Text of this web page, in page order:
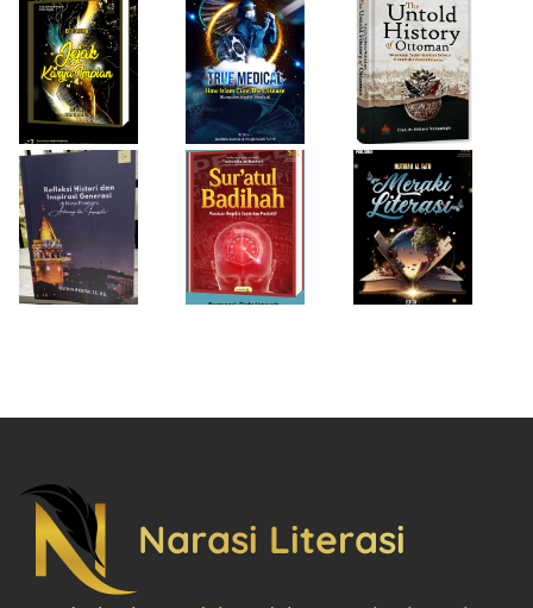
Desi Wulan Sari
Refleksi Histori
dan Inspirasi
Generasi di Masa
Pandemi
“Achieving the
Impossible”
Firda Umayah
Sur'atul Badihah,
Panduan Berpikir
Cepat dan
Produktif
Sartinah
Rempaka
Literasiku
Narasi Literasi